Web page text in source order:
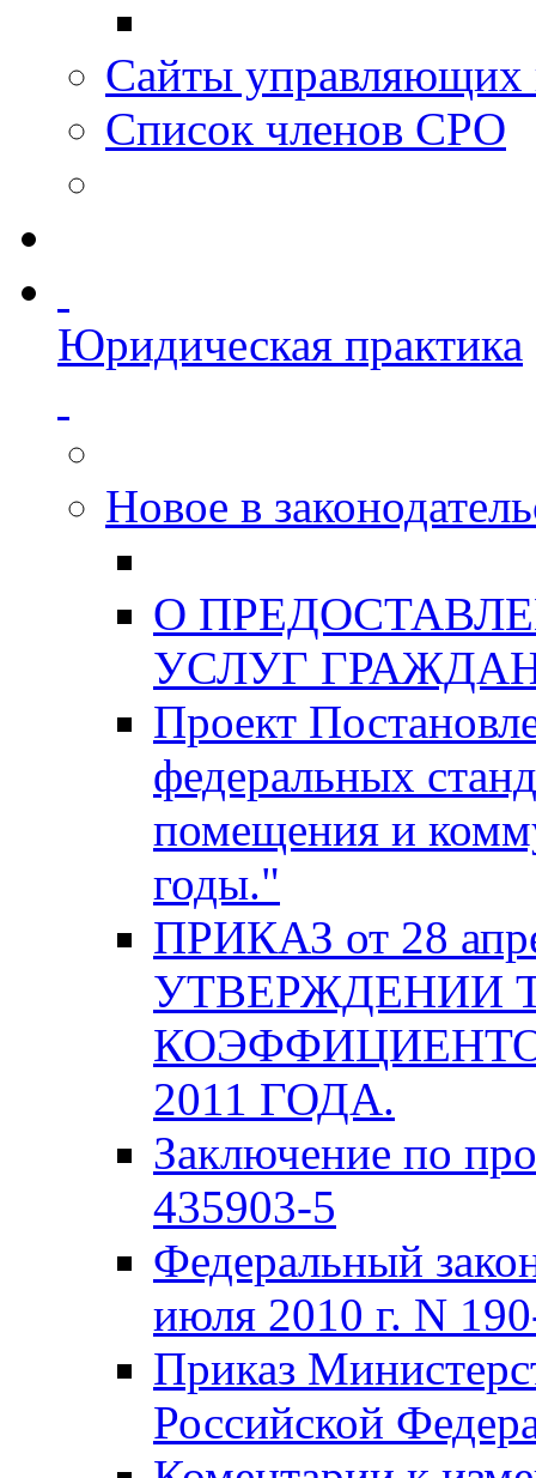
Сайты
Список членов СРО
Юридическая практика
Новое в
О
УСЛУГ
Проект
федеральных
помещения и
годы."
ПРИКАЗ от 28
УТВЕРЖДЕНИИ
2011 ГОДА.
Заключение по
435903-5
Федеральный
июля 2010 г. N
Приказ
Российской